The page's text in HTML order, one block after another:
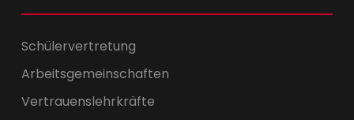
Schülervertretung
Arbeitsgemeinschaften
Vertrauenslehrkräfte